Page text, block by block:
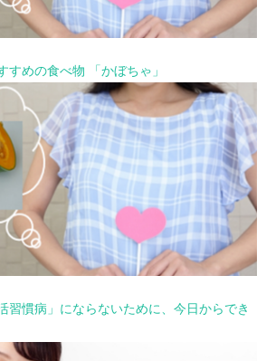
すめの食べ物 「かぼちゃ」
習慣病」にならないために、今日からでき